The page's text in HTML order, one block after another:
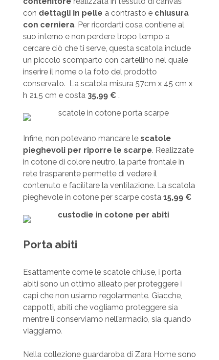
con dettagli in pelle a contrasto e chiusura
con cerniera. Per ricordarti cosa contiene al
suo interno e non perdere tropo tempo a
cercare ciò che ti serve, questa scatola include
un piccolo scomparto con cartellino nel quale
inserire il nome o la foto del prodotto
conservato. La scatola misura 57cm x 45 cm x
h 21,5 cm e costa 35,99 € .
Infine, non potevano mancare le scatole
pieghevoli per riporre le scarpe. Realizzate
in cotone di colore neutro, la parte frontale in
rete trasparente permette di vedere il
contenuto e facilitare la ventilazione. La scatola
pieghevole in cotone per scarpe costa 15,99 €
Porta abiti
Esattamente come le scatole chiuse, i porta
abiti sono un ottimo alleato per proteggere i
capi che non usiamo regolarmente. Giacche,
cappotti, abiti che vogliamo proteggere sia
mentre li conserviamo nell’armadio, sia quando
viaggiamo.
Nella collezione guardaroba di Zara Home sono